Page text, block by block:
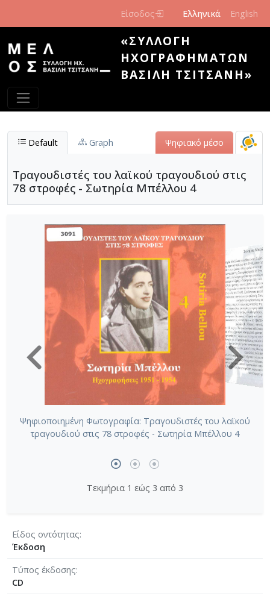
Είσοδος Ελληνικά English
«ΣΥΛΛΟΓΉ
ΗΧΟΓΡΑΦΗΜΆΤΩΝ
ΒΑΣΊΛΗ ΤΣΙΤΣΆΝΗ»
Default Graph Ψηφιακό μέσο
Τραγουδιστές του λαϊκού τραγουδιού στις
78 στροφές - Σωτηρία Μπέλλου 4
Ψηφιοποιημένη Φωτογραφία: Τραγουδιστές του λαϊκού
τραγουδιού στις 78 στροφές - Σωτηρία Μπέλλου 4
Τεκμήρια 1 εώς 3 από 3
Είδος οντότητας
Έκδοση
Τύπος έκδοσης
CD